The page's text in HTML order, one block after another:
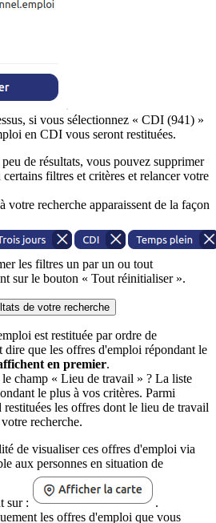
si vous sélectionnez « CDI (941) »
en CDI vous seront restituées.
de résultats, vous pouvez supprimer
filtres et critères et relancer votre
votre recherche apparaissent de la façon
les filtres un par un ou tout
sur le bouton « Tout réinitialiser ».
de votre recherche
est restituée par ordre de
dire que les offres d'emploi répondant le
en premier.
le champ « Lieu de travail » ? La liste
le plus à vos critères. Parmi
les offres dont le lieu de travail
recherche.
de visualiser ces offres d'emploi via
aux personnes en situation de
sur :
.
les offres d'emploi que vous